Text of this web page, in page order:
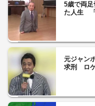
5歳で両
た人生 「
元ジャン
求刑 ロ